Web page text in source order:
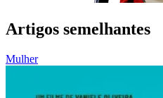
Artigos semelhantes
Mulher